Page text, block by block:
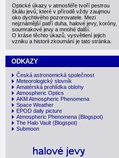
Optické úkazy v atmosféře tvoří pestrou
škálu jevů, které v přírodě vždy zaujmou
oko dychtivého pozorovatele. Mezi
nejznámější patří duha, halové jevy, koróny,
soumrakové jevy a mnohé další.
O kráse těchto úkazů, vysvětlení jejich
vzniku a historii zkoumání je tato stránka.
ODKAZY
Česká astronomická společnost
Meteorologický slovník
Amatérská prohlídka oblohy
Atmospheric Optics
AKM Atmospheric Phenomena
Space Weather
EPOD daily picture
Atmospheric Phenomena (Blogspot)
The Halo Vault (Blogspot)
Submoon